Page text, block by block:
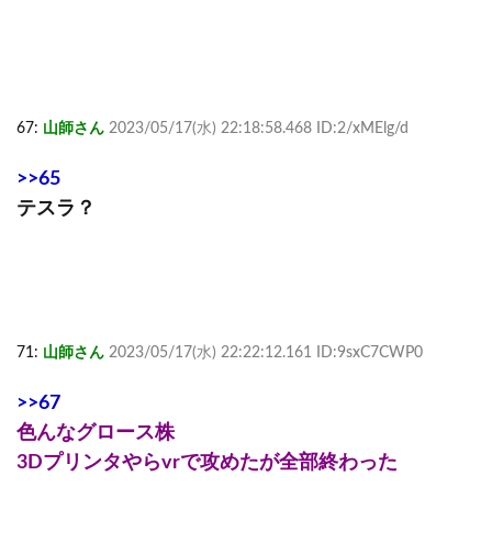
67: 山師さん 2023/05/17(水) 22:18:58.468 ID:2/xMElg/d
>>65
テスラ？
71: 山師さん 2023/05/17(水) 22:22:12.161 ID:9sxC7CWP0
>>67
色んなグロース株
3Dプリンタやらvrで攻めたが全部終わった